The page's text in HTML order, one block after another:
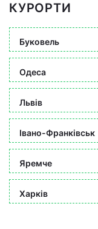
КУРОРТИ
Буковель
Одеса
Львів
Івано-Франківськ
Яремче
Харків